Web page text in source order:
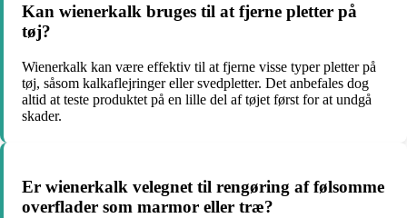
Kan wienerkalk bruges til at fjerne pletter på
tøj?
Wienerkalk kan være effektiv til at fjerne visse typer pletter på
tøj, såsom kalkaflejringer eller svedpletter. Det anbefales dog
altid at teste produktet på en lille del af tøjet først for at undgå
skader.
Er wienerkalk velegnet til rengøring af følsomme
overflader som marmor eller træ?